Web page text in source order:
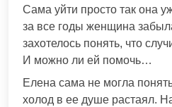
Сама уйти просто так она
за все годы женщина
захотелось понять, что
И можно ли ей помочь…
Елена сама не могла
холод в ее душе растаял.